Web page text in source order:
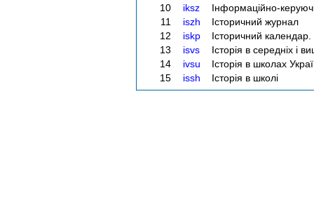
10
iksz
Інформаційно-
11
iszh
Історичний журнал
12
iskp
Історичний
13
isvs
Історія в середніх і
14
ivsu
Історія в школах
15
issh Історія в школі